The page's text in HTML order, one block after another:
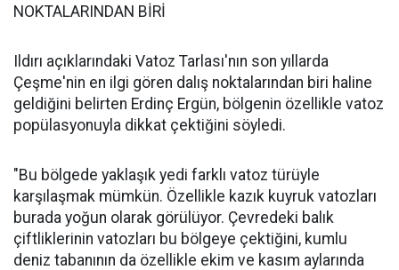
NOKTALARINDAN BİRİ
Ildırı açıklarındaki Vatoz Tarlası'nın son yıllarda
Çeşme'nin en ilgi gören dalış noktalarından biri haline
geldiğini belirten Erdinç Ergün, bölgenin özellikle vatoz
popülasyonuyla dikkat çektiğini söyledi.
"Bu bölgede yaklaşık yedi farklı vatoz türüyle
karşılaşmak mümkün. Özellikle kazık kuyruk vatozları
burada yoğun olarak görülüyor. Çevredeki balık
çiftliklerinin vatozları bu bölgeye çektiğini, kumlu
deniz tabanının da özellikle ekim ve kasım aylarında